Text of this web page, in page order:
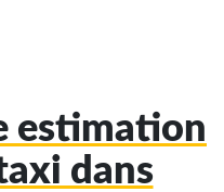
estimation
dans